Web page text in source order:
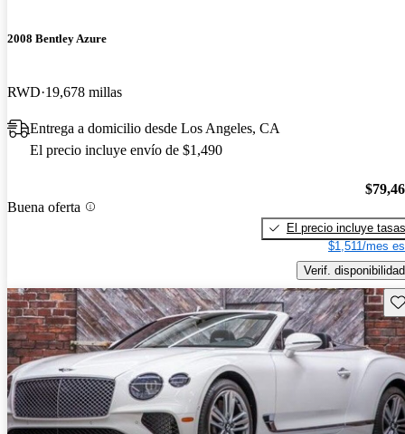
2008 Bentley Azure
RWD 19,678 millas
Entrega a domicilio desde Los Angeles, CA
El precio incluye envío de $1,490
Buena oferta
El precio incluye tasas
$1,511/mes
Verif. disponibilidad